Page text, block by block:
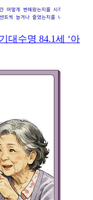
대수명 84.1세 ‘아